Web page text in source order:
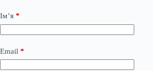
Ім’я *
Email *